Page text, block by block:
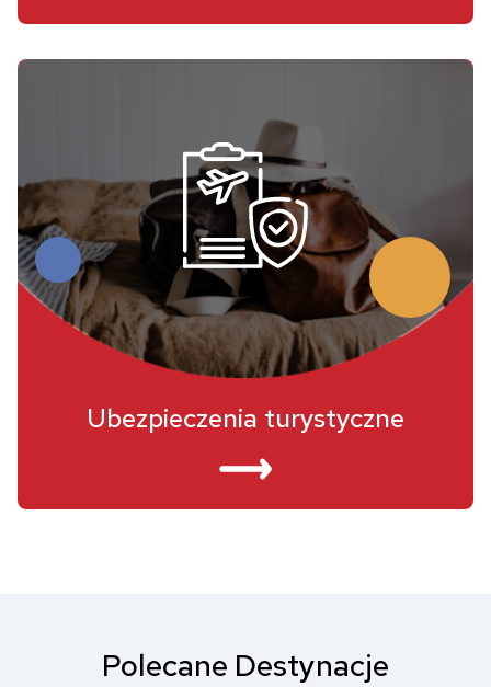
Ubezpieczenia turystyczne
Polecane Destynacje